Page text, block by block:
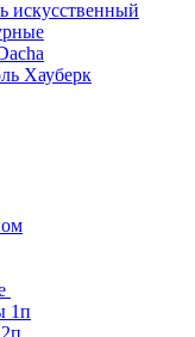
искусственный
Хауберк
1п